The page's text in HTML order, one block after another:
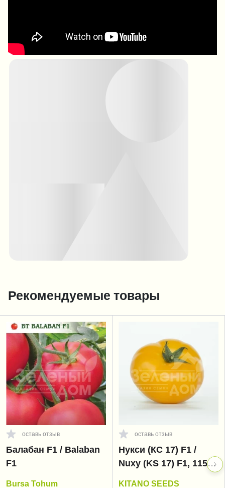
Рекомендуемые товары
оставь отзыв
Балабан F1 / Balaban
F1
Bursa Tohum
оставь отзыв
Нукси (КС 17) F1 /
Nuxy (KS 17) F1, 115-
KITANO SEEDS